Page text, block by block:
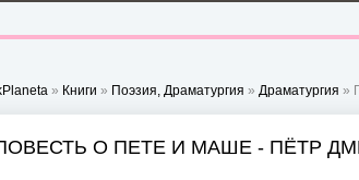
» Книги » Поэзия, Драматургия » Драматургия »
О ПЕТЕ И МАШЕ - ПЁТР